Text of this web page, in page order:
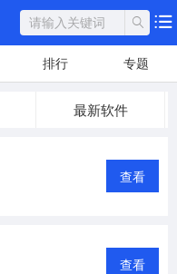
排行 专题
最新软件
查看
查看